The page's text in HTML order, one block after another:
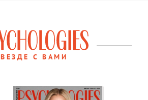
ВЕЗДЕ С ВАМИ